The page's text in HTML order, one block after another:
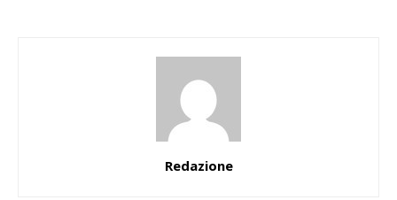
Redazione